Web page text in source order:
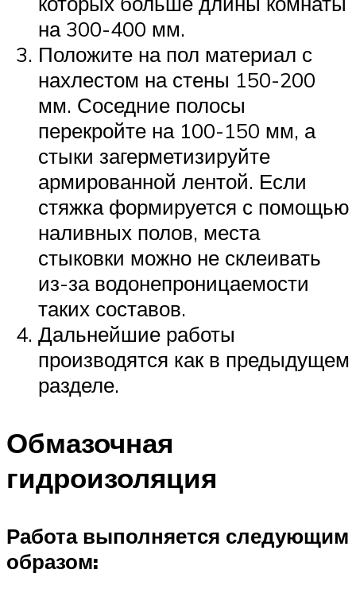
на 300-400 мм.
Положите на пол материал с
нахлестом на стены 150-200
мм. Соседние полосы
перекройте на 100-150 мм, а
стыки загерметизируйте
армированной лентой. Если
стяжка формируется с помощью
наливных полов, места
стыковки можно не склеивать
из-за водонепроницаемости
таких составов.
Дальнейшие работы
производятся как в предыдущем
разделе.
Обмазочная
гидроизоляция
Работа выполняется следующим
образом: